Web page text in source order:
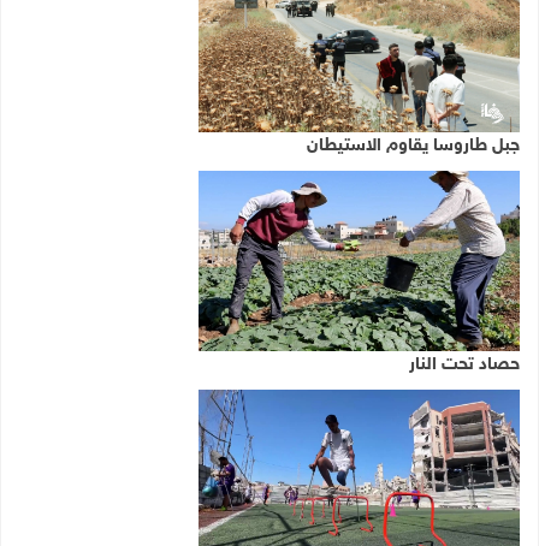
جبل طاروسا يقاوم الاستيطان
حصاد تحت النار